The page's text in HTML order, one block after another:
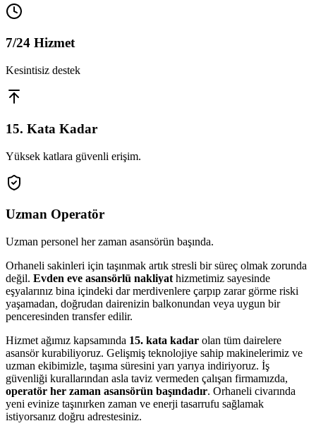
7/24 Hizmet
Kesintisiz destek
15. Kata Kadar
Yüksek katlara güvenli erişim.
Uzman Operatör
Uzman personel her zaman asansörün başında.
Orhaneli sakinleri için taşınmak artık stresli bir süreç olmak zorunda
değil. Evden eve asansörlü nakliyat hizmetimiz sayesinde
eşyalarınız bina içindeki dar merdivenlere çarpıp zarar görme riski
yaşamadan, doğrudan dairenizin balkonundan veya uygun bir
penceresinden transfer edilir.
Hizmet ağımız kapsamında 15. kata kadar olan tüm dairelere
asansör kurabiliyoruz. Gelişmiş teknolojiye sahip makinelerimiz ve
uzman ekibimizle, taşıma süresini yarı yarıya indiriyoruz. İş
güvenliği kurallarından asla taviz vermeden çalışan firmamızda,
operatör her zaman asansörün başındadır. Orhaneli civarında
yeni evinize taşınırken zaman ve enerji tasarrufu sağlamak
istiyorsanız doğru adrestesiniz.